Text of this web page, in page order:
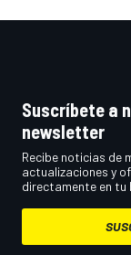
Suscríbete a
newsletter
Recibe noticias de
actualizaciones y
directamente en tu